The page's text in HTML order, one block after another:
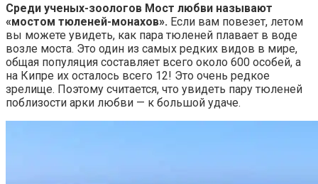
Среди ученых-зоологов Мост любви называют
«мостом тюленей-монахов». Если вам повезет, летом
вы можете увидеть, как пара тюленей плавает в воде
возле моста. Это один из самых редких видов в мире,
общая популяция составляет всего около 600 особей, а
на Кипре их осталось всего 12! Это очень редкое
зрелище. Поэтому считается, что увидеть пару тюленей
поблизости арки любви — к большой удаче.